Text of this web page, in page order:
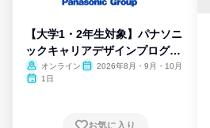
【大学1・2年生対象】パナソニ
ックキャリアデザインプログラ
ム
オンライン
2026年8月・9月・10月
1日
お気に入り